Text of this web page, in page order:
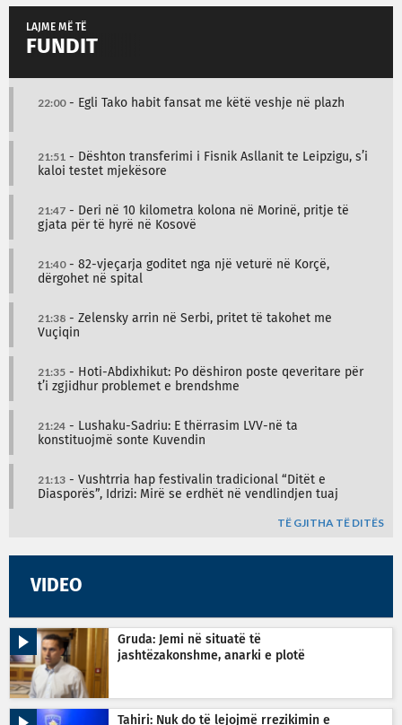
LAJME MË TË
FUNDIT
22:00- Egli Tako habit fansat me këtë veshje në plazh
21:51 - Dështon transferimi i Fisnik Asllanit te Leipzigu, s’i
kaloi testet mjekësore
21:47 - Deri në 10 kilometra kolona në Morinë, pritje të
gjata për të hyrë në Kosovë
21:40- 82-vjeçarja goditet nga një veturë në Korçë,
dërgohet në spital
21:38 - Zelensky arrin në Serbi, pritet të takohet me
Vuçiqin
21:35 - Hoti-Abdixhikut: Po dëshiron poste qeveritare për
t’i zgjidhur problemet e brendshme
21:24 - Lushaku-Sadriu: E thërrasim LVV-në ta
konstituojmë sonte Kuvendin
21:13 - Vushtrria hap festivalin tradicional “Ditët e
Diasporës”, Idrizi: Mirë se erdhët në vendlindjen tuaj
TË GJITHA TË DITËS
VIDEO
Gruda: Jemi në situatë të
jashtëzakonshme, anarki e plotë
Tahiri: Nuk do të lejojmë rrezikimin e